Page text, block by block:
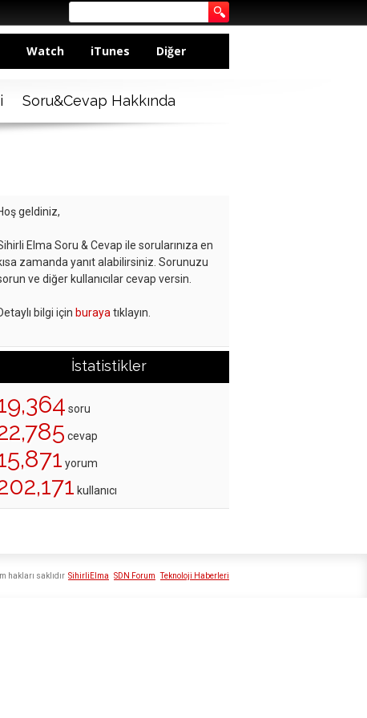
Watch iTunes Diğer
Soru&Cevap Hakkında
geldiniz,
Elma Soru & Cevap ile sorularınıza en
zamanda yanıt alabilirsiniz. Sorunuzu
ve diğer kullanıcılar cevap versin.
bilgi için buraya tıklayın.
İstatistikler
soru
cevap
yorum
kullanıcı
SihirliElma SDN Forum Teknoloji Haberleri
hakları saklıdır